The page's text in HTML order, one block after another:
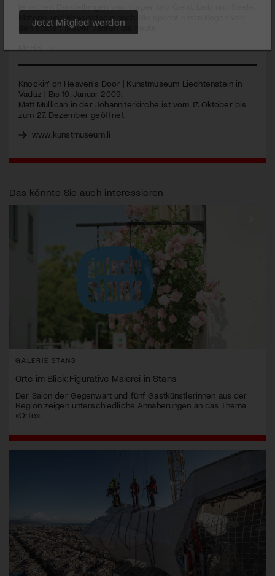
Materie und Bewusstsein nach. Sie spannt einen Bogen von
den späten 1960er Jahren bis heute.
Knockin’ on Heaven’s Door | Kunstmuseum Liechtenstein in
Vaduz | Bis 19. Januar 2009.
Matt Mullican in der Johanniterkirche ist vom 17. Oktober bis
zum 27. Dezember geöffnet.
www.kunstmuseum.li
Das könnte Sie auch interessieren
GALERIE STANS
Orte im Blick: Figurative Malerei in Stans
Der Salon der Gegenwart und fünf Gastkünstlerinnen aus der
Region zeigen unterschiedliche Annäherungen an das Thema
«Orte».
Jetzt Mitglied werden